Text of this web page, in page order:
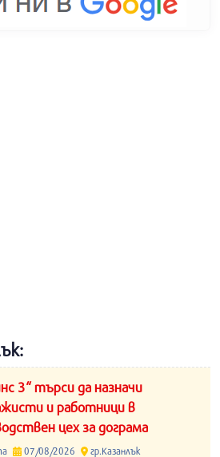
3“ търси да назначи
и работници в
цех за дограма
07/08/2026 гр.Казанлък